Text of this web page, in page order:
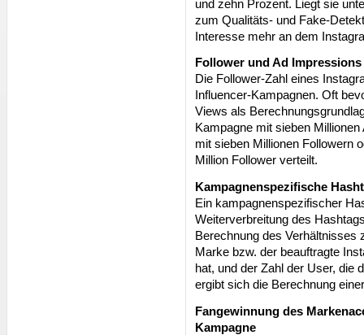
und zehn Prozent. Liegt sie
zum Qualitäts- und Fake-
Interesse mehr an dem
Follower und Ad Impressions
Die Follower-Zahl eines
Influencer-Kampagnen. Oft
Views als
Kampagne mit sieben
mit sieben Millionen Followern
Million Follower verteilt.
Kampagnenspezifische
Ein kampagnenspezifischer
Weiterverbreitung des
Berechnung des Verhältnisses
Marke bzw. der beauftragte
hat, und der Zahl der User, die
ergibt sich die Berechnung
Fangewinnung des
Kampagne